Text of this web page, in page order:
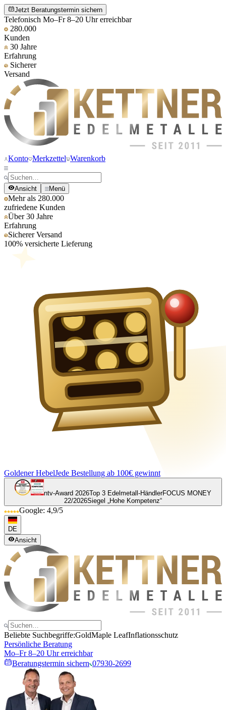
Jetzt Beratungstermin sichern
Telefonisch Mo–Fr 8–20 Uhr erreichbar
280.000
Kunden
30 Jahre
Erfahrung
Sicherer
Versand
Konto Merkzettel Warenkorb
Ansicht Menü
Mehr als 280.000
zufriedene Kunden
Über 30 Jahre
Erfahrung
Sicherer Versand
100% versicherte Lieferung
Goldener HebelJede Bestellung ab 100€ gewinnt
ntv-Award 2026Top 3 Edelmetall-HändlerFOCUS MONEY
22/2026Siegel „Hohe Kompetenz“
Google: 4,9/5
DE
Ansicht
Beliebte Suchbegriffe:GoldMaple LeafInflationsschutz
Persönliche Beratung
Mo–Fr 8–20 Uhr erreichbar
Beratungstermin sichern 07930-2699